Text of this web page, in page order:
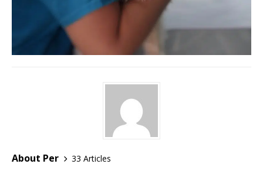
About Per
33 Articles